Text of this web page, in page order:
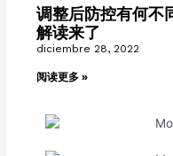
调整后防控有何不
解读来了
diciembre 28, 2022
阅读更多 »